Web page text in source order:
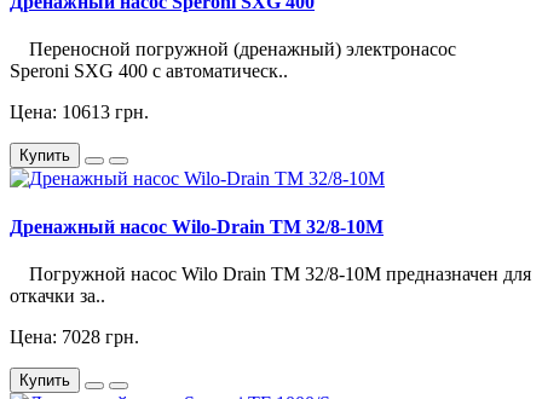
Переносной погружной (дренажный) электронасос
Speroni SXG 400 с автоматическ..
Цена: 10613 грн.
Купить
Дренажный насос Wilo-Drain TM 32/8-10M
Погружной насос Wilo Drain TM 32/8-10M предназначен для
откачки за..
Цена: 7028 грн.
Купить